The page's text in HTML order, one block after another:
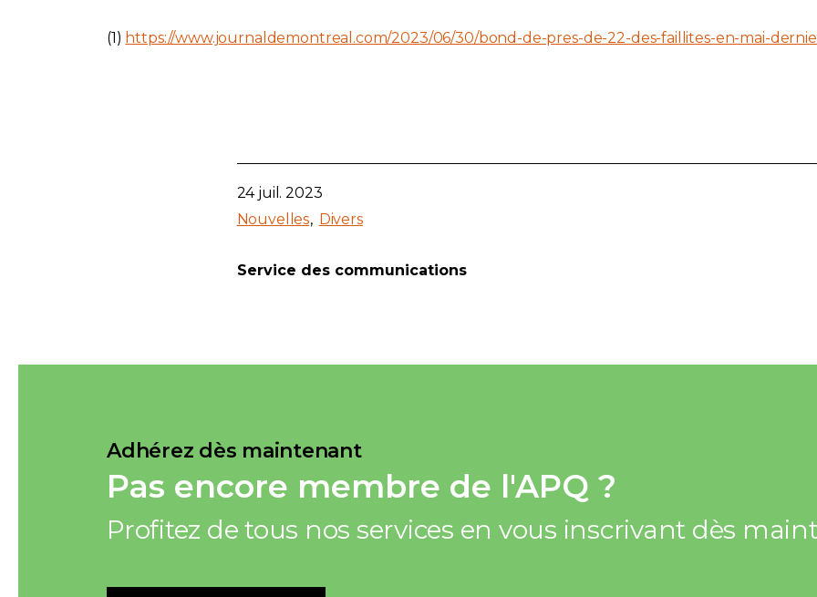
(1) https://www.journaldemontreal.com/2023/06/30/bond-de-pres-de-22-des-faillites-en-mai-
24 juil. 2023
Nouvelles
Divers
Service des communications
Adhérez dès maintenant
Pas encore membre de l'APQ ?
Profitez de tous nos services en vous inscrivant dès